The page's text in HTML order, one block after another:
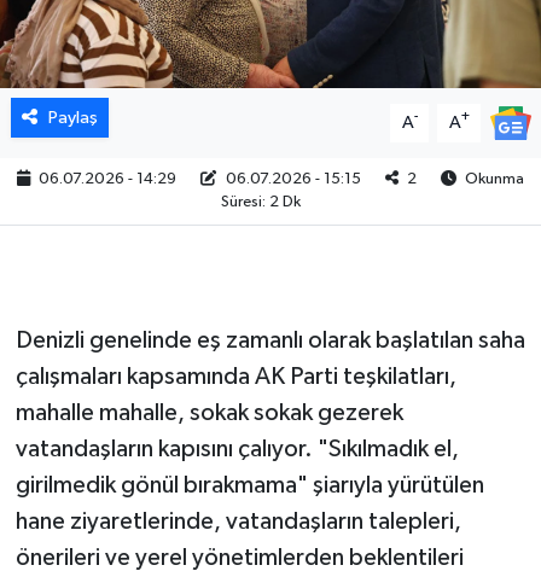
Paylaş A- A+
06.07.2026 - 14:29 06.07.2026 - 15:15 2
Okunma
Süresi: 2 Dk
Denizli genelinde eş zamanlı olarak başlatılan saha
çalışmaları kapsamında AK Parti teşkilatları,
mahalle mahalle, sokak sokak gezerek
vatandaşların kapısını çalıyor. "Sıkılmadık el,
girilmedik gönül bırakmama" şiarıyla yürütülen
hane ziyaretlerinde, vatandaşların talepleri,
önerileri ve yerel yönetimlerden beklentileri